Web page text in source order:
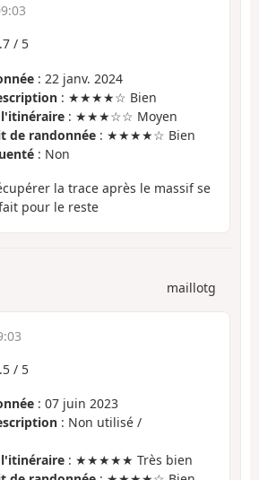
/ 5
: 22 janv. 2024
: ★★★★☆ Bien
l'itinéraire : ★★★☆☆ Moyen
de randonnée : ★★★★☆ Bien
: Non
la trace après le massif se
pour le reste
maillotg
/ 5
: 07 juin 2023
: Non utilisé /
l'itinéraire : ★★★★★ Très bien